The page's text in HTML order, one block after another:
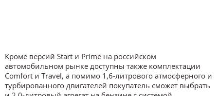
Кроме версий Start и Prime на российском
автомобильном рынке доступны также комплектации
Comfort и Travel, а помимо 1,6-литрового атмосферного и
турбированного двигателей покупатель сможет выбрать